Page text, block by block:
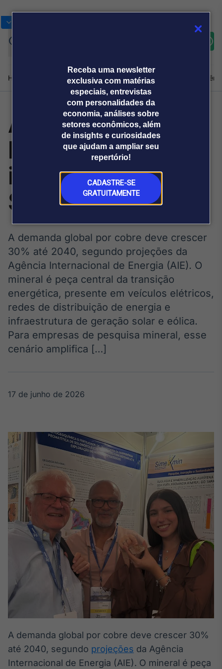
Receba uma newsletter
exclusiva com matérias
especiais, entrevistas
com personalidades da
economia, análises sobre
setores econômicos, além
de insights e curiosidades
que ajudam a ampliar seu
repertório!
CADASTRE-SE
GRATUITAMENTE
Home Produtos e soluçõesNotíciasBlogWeekend
Broadcast
Broadcast+
O mercado
financeiro em
tempo real
Broadcast
Agro
Tudo sobre o
agronegócio
Broadcast
Político
Os bastidores da
política em
tempo real
Broadcast
White Label
Plataforma para
personalizados
Soluções de Dados
e Conteúdos
Broadcast
OTC
Plataforma para
negociação de
ativos
integração de
dados
Sobre nós Releases Broadcast
Prêmio Broadcast
Analistas
Prêmio Broadcast
Empresas
Agências de
comunicação
Releases
Axia Resources
busca mineração
inovadora no
SIMEXMIN 2026
A demanda global por cobre deve crescer
30% até 2040, segundo projeções da
Agência Internacional de Energia (AIE). O
mineral é peça central da transição
energética, presente em veículos elétricos,
redes de distribuição de energia e
infraestrutura de geração solar e eólica.
Para empresas de pesquisa mineral, esse
cenário amplifica […]
17 de junho de 2026
A demanda global por cobre deve crescer 30%
até 2040, segundo projeções da Agência
Internacional de Energia (AIE). O mineral é peça